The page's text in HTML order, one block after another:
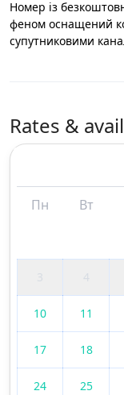
Номер із
феном оснащений
супутниковими
Rates &
Пн Вт
3 4
10 11
17 18
24 25